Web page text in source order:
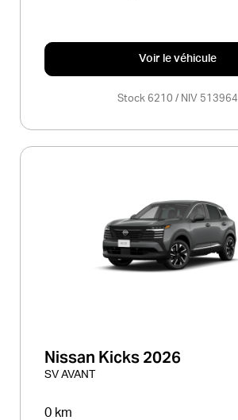
Voir le véhicule
Stock 6210 / NIV 513964
Nissan Kicks 2026
SV AVANT
0 km